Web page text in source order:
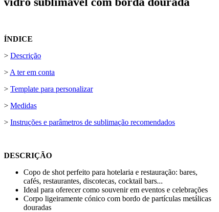
ÍNDICE
> Descrição
>A ter em conta
> Template para personalizar
> Medidas
> Instruções e parâmetros de sublimação recomendados
DESCRIÇÃO
Copo de shot perfeito para hotelaria e restauração: bares,
cafés, restaurantes, discotecas, cocktail bars...
Ideal para oferecer como souvenir em eventos e celebrações
Corpo ligeiramente cónico com bordo de partículas metálicas
douradas